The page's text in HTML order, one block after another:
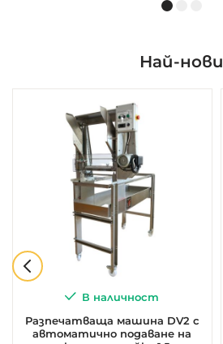
Най-нови
В наличност
Разпечатваща машина DV2 с
автоматично подаване на